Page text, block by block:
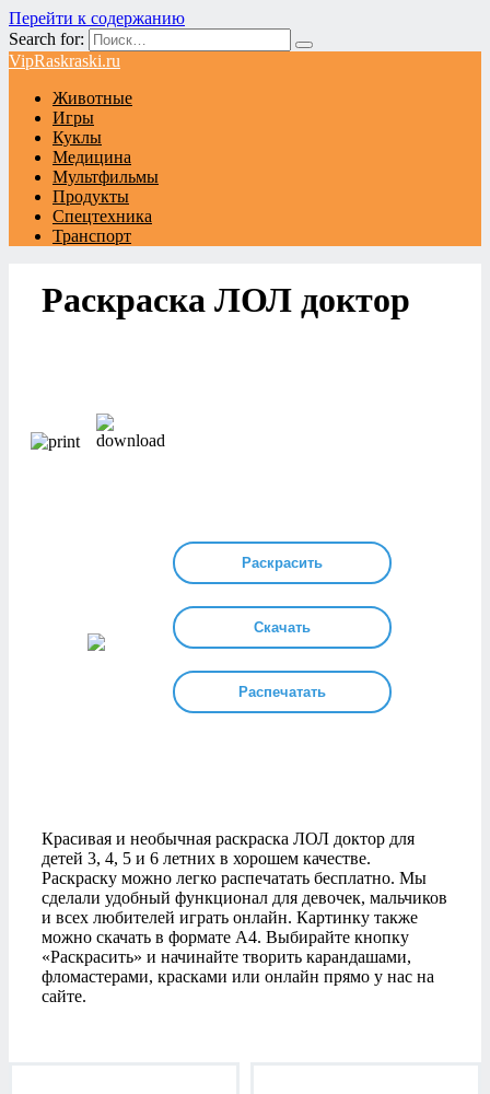
Перейти к содержанию
Search for:
VipRaskraski.ru
Животные
Игры
Куклы
Медицина
Мультфильмы
Продукты
Спецтехника
Транспорт
Раскраска ЛОЛ доктор
Раскрасить
Скачать
Распечатать
Красивая и необычная раскраска ЛОЛ доктор для
детей 3, 4, 5 и 6 летних в хорошем качестве.
Раскраску можно легко распечатать бесплатно. Мы
сделали удобный функционал для девочек, мальчиков
и всех любителей играть онлайн. Картинку также
можно скачать в формате А4. Выбирайте кнопку
«Раскрасить» и начинайте творить карандашами,
фломастерами, красками или онлайн прямо у нас на
сайте.